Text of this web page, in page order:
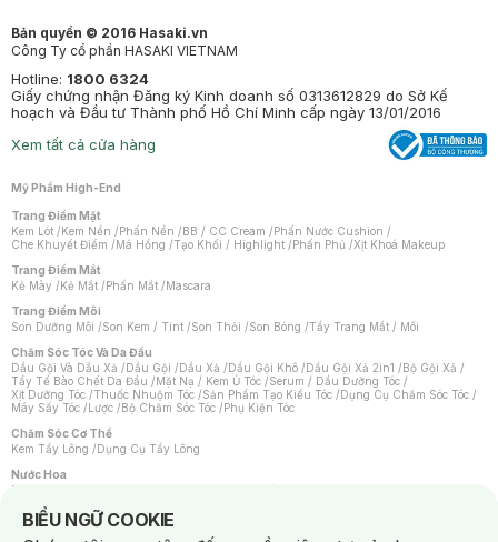
Bản quyền © 2016 Hasaki.vn
Công Ty cổ phần HASAKI VIETNAM
Hotline: 1800 6324
Giấy chứng nhận Đăng ký Kinh doanh số 0313612829 do Sở Kế
hoạch và Đầu tư Thành phố Hồ Chí Minh cấp ngày 13/01/2016
Xem tất cả cửa hàng
Mỹ Phẩm High-End
Trang Điểm Mặt
Kem Lót /Kem Nền /Phấn Nền /BB / CC Cream /Phấn Nước Cushion /
Che Khuyết Điểm /Má Hồng /Tạo Khối / Highlight /Phấn Phủ /Xịt Khoá Makeup
Trang Điểm Mắt
Kẻ Mày /Kẻ Mắt /Phấn Mắt /Mascara
Trang Điểm Môi
Son Dưỡng Môi /Son Kem / Tint /Son Thỏi /Son Bóng /Tẩy Trang Mắt / Môi
Chăm Sóc Tóc Và Da Đầu
Dầu Gội Và Dầu Xả /Dầu Gội /Dầu Xả /Dầu Gội Khô /Dầu Gội Xả 2in1 /Bộ Gội Xả /
Tẩy Tế Bào Chết Da Đầu /Mặt Nạ / Kem Ủ Tóc /Serum / Dầu Dưỡng Tóc /
Xịt Dưỡng Tóc /Thuốc Nhuộm Tóc /Sản Phẩm Tạo Kiểu Tóc /Dụng Cụ Chăm Sóc Tóc /
Máy Sấy Tóc /Lược /Bộ Chăm Sóc Tóc /Phụ Kiện Tóc
Chăm Sóc Cơ Thể
Kem Tẩy Lông /Dụng Cụ Tẩy Lông
Nước Hoa
Nước Hoa Nữ
Chăm Sóc Cá Nhân
BIỂU NGỮ COOKIE
Notice about cookies usage